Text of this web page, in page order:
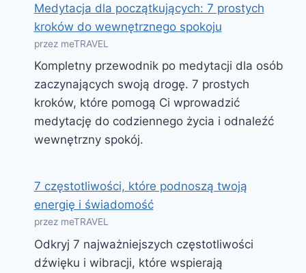
Medytacja dla początkujących: 7 prostych
kroków do wewnętrznego spokoju
przez meTRAVEL
Kompletny przewodnik po medytacji dla osób
zaczynających swoją drogę. 7 prostych
kroków, które pomogą Ci wprowadzić
medytację do codziennego życia i odnaleźć
wewnętrzny spokój.
7 częstotliwości, które podnoszą twoją
energię i świadomość
przez meTRAVEL
Odkryj 7 najważniejszych częstotliwości
dźwięku i wibracji, które wspierają